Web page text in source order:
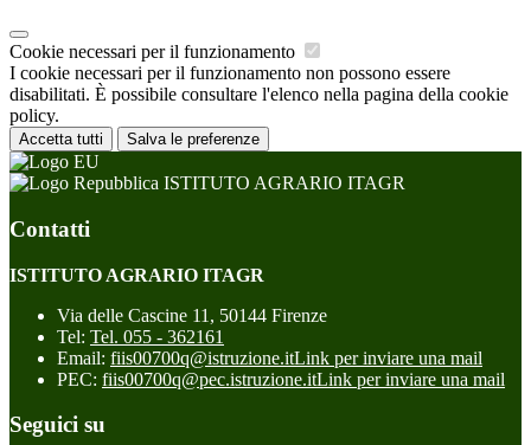
Cookie necessari per il funzionamento
I cookie necessari per il funzionamento non possono essere
disabilitati. È possibile consultare l'elenco nella pagina della cookie
policy.
Accetta tutti Salva le preferenze
ISTITUTO AGRARIO ITAGR
Contatti
ISTITUTO AGRARIO ITAGR
Via delle Cascine 11, 50144 Firenze
Tel: Tel. 055 - 362161
Email: fiis00700q@istruzione.itLink per inviare una mail
PEC: fiis00700q@pec.istruzione.itLink per inviare una mail
Seguici su